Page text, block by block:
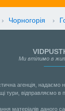
› Чорногорія ›
Ми втілимо в
агенція, надаємо
тури, відправляємо в
матеріалів даного